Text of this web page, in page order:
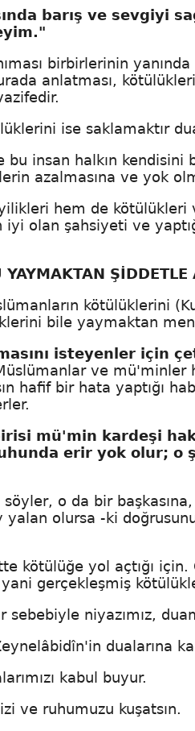
barış ve sevgiyi
birbirlerinin
anlatması,
ise saklamaktır
insan halkın kendisini
azalmasına ve yok
hem de kötülükleri
iyi olan şahsiyeti ve
ŞİDDETLE
kötülüklerini
bile yaymaktan
isteyenler için
ve mü'minler
hafif bir hata yaptığı
mü'min kardeşi
erir yok olur; o
o da bir
yalan olursa -ki
kötülüğe yol açtığı
yani gerçekleşmiş
niyazımız,
dualarına
kabul buyur.
ve ruhumuzu kuşatsın.